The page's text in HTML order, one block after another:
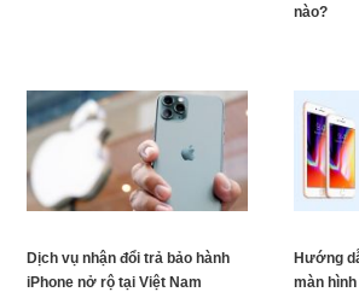
nào?
Dịch vụ nhận đổi trả bảo hành
iPhone nở rộ tại Việt Nam
Hướng
màn